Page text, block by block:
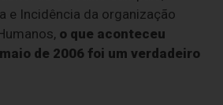
e Incidência da organização
o que aconteceu
de 2006 foi um verdadeiro